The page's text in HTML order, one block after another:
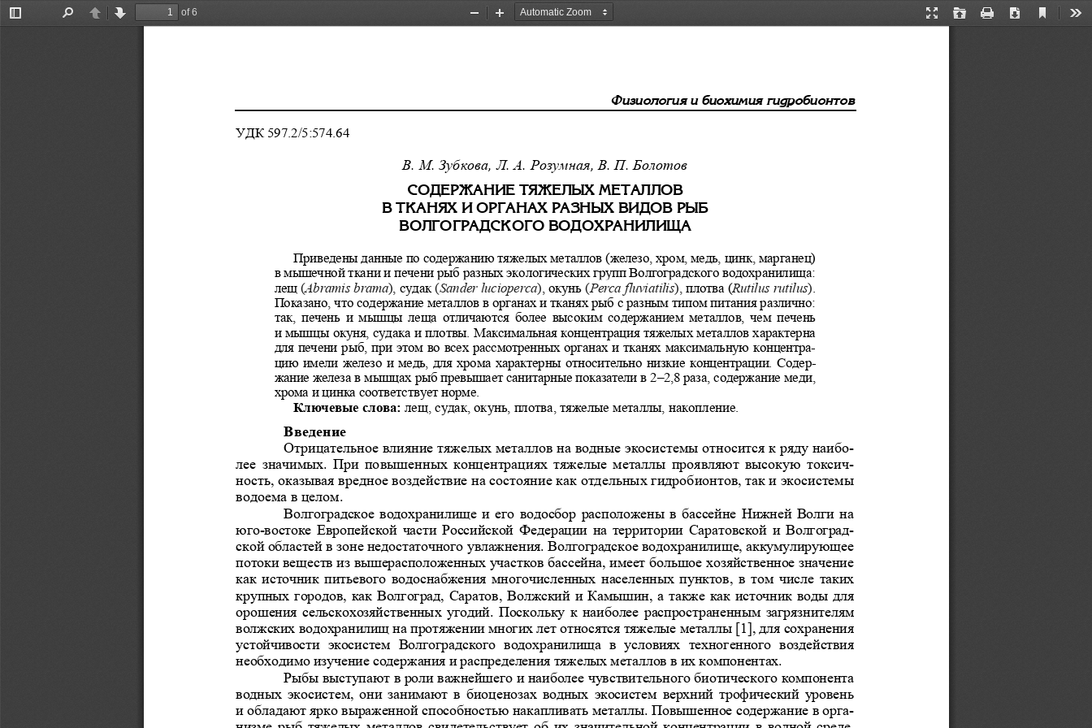
Toggle
PreviousNext
of 6
Presentation
Open Print Download
Current
Zoom
Zoom
Ôèçèîëîãèÿ è áèîõèìèÿ ãèäðîáèîíòîâ
УДК 597.2/5:574.64
В. М. Зубкова, Л. А. Розумная, В. П. Болотов
ÑÎÄÅÐÆÀÍÈÅ ÒßÆÅËÛÕ ÌÅÒÀËËÎÂ
Â ÒÊÀÍßÕ È ÎÐÃÀÍÀÕ ÐÀÇÍÛÕ ÂÈÄÎÂ ÐÛÁ
ÂÎËÃÎÃÐÀÄÑÊÎÃÎ ÂÎÄÎÕÐÀÍÈËÈÙÀ
Приведены данные по содержанию тяжелых металлов (железо, хром, медь, цинк, марганец)
в мышечной ткани и печени рыб разных экологических групп Волгоградского водохранилища:
лещ
(Abramis brama ), судак (Sander lucioperca ) , окунь (Perca fluviatilis ) , плотва ( Rutilus rutilus )
Показано, что содержание металлов в органах и тканях рыб с разным типом питания различно:
так,  печень  и  мышцы  леща  отличаются  более  высоким  содержанием  металлов,  чем  печень
и мышцы окуня, судака и плотвы. Максимальная концентрация тяжелых металлов характерна
для печени рыб, при этом во всех рассмотренных органах и тканях максимальную концентра-
цию имели железо и медь, для хрома характерны относительно низкие концентрации. Содер-
жание железа в мышцах рыб превышает санитарные показатели в 2–2,8 раза, содержание меди,
хрома и цинка соответствует норме.
Ключевые слова: лещ, судак, окунь, плотва, тяжелые металлы, накопление.
Введение
Отрицательное влияние тяжелых металлов на водные экосистемы относится к ряду наибо-
лее значимых. При повышенных концентрациях тяжелые металлы проявляют высокую токсич-
ность, оказывая вредное воздействие на состояние как отдельных гидробионтов, так и экосистемы
водоема в целом.
Волгоградское водохранилище и его водосбор расположены в бассейне Нижней Волги на
юго-востоке Европейской части Российской Федерации на территории Саратовской и Волгоград-
ской областей в зоне недостаточного увлажнения. Волгоградское водохранилище, аккумулирующее
потоки веществ из вышерасположенных участков бассейна, имеет большое хозяйственное значение
как источник питьевого водоснабжения многочисленных населенных пунктов, в том числе таких
крупных городов, как Волгоград, Саратов, Волжский и Камышин, а также как источник воды для
орошения сельскохозяйственных угодий. Поскольку к наиболее распространенным загрязнителям
волжских водохранилищ на протяжении многих лет относятся тяжелые металлы [1], для сохранения
устойчивости  экосистем  Волгоградского  водохранилища
  в  условиях  техногенного  воздействия
необходимо изучение содержания и распределения тяжелых металлов в их компонентах.
Рыбы выступают в роли важнейшего и наиболее чувствительного биотического компонента
водных экосистем, они занимают в биоценозах  водных экосистем  верхний трофический  уровень
и обладают ярко выраженной способностью накапливать металлы. Повышенное содержание в орга-